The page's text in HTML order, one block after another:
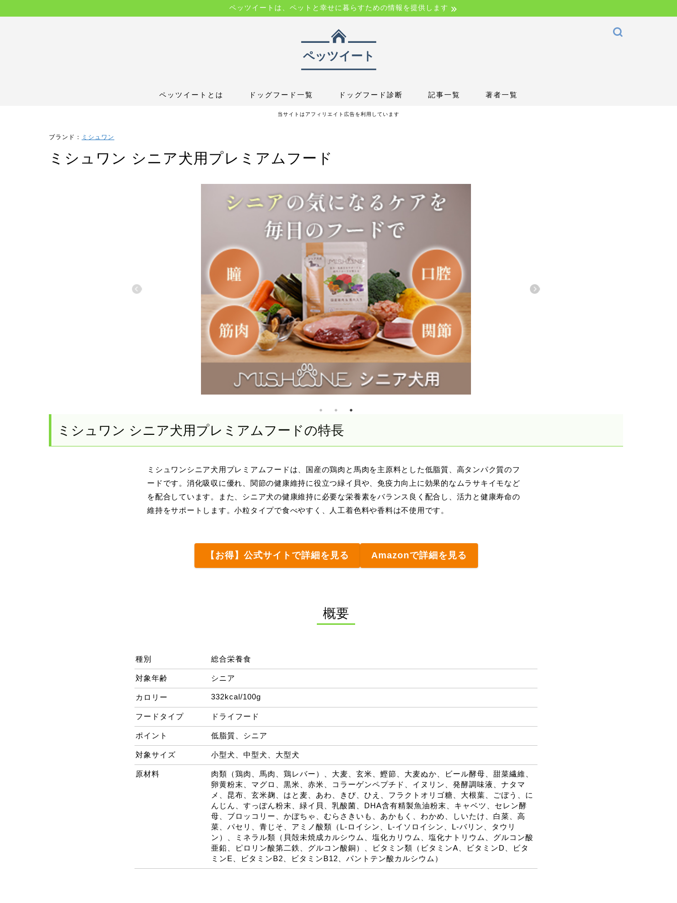
ペッツイートは、ペットと幸せに暮らすための情報を提供します
ペッツイートとは ドッグフード一覧 ドッグフード診断 記事一覧 著者一覧
当サイトはアフィリエイト広告を利用しています
ブランド： ミシュワン
ミシュワン シニア犬用プレミアムフード
ミシュワン シニア犬用プレミアムフードの特長
ミシュワンシニア犬用プレミアムフードは、国産の鶏肉と馬肉を主原料とした低脂質、高タンパク質のフ
ードです。消化吸収に優れ、関節の健康維持に役立つ緑イ貝や、免疫力向上に効果的なムラサキイモなど
を配合しています。また、シニア犬の健康維持に必要な栄養素をバランス良く配合し、活力と健康寿命の
維持をサポートします。小粒タイプで食べやすく、人工着色料や香料は不使用です。
【お得】公式サイトで詳細を見る Amazonで詳細を見る
概要
種別 総合栄養食
対象年齢 シニア
カロリー 332kcal/100g
フードタイプ ドライフード
ポイント 低脂質、シニア
対象サイズ 小型犬、中型犬、大型犬
原材料
肉類（鶏肉、馬肉、鶏レバー）、大麦、玄米、鰹節、大麦ぬか、ビール酵母、甜菜繊維、
卵黄粉末、マグロ、黒米、赤米、コラーゲンペプチド、イヌリン、発酵調味液、ナタマ
メ、昆布、玄米麹、はと麦、あわ、きび、ひえ、フラクトオリゴ糖、大根葉、ごぼう、に
んじん、すっぽん粉末、緑イ貝、乳酸菌、DHA含有精製魚油粉末、キャベツ、セレン酵
母、ブロッコリー、かぼちゃ、むらさきいも、あかもく、わかめ、しいたけ、白菜、高
菜、パセリ、青じそ、アミノ酸類（L-ロイシン、L-イソロイシン、L-バリン、タウリ
ン）、ミネラル類（貝殻未焼成カルシウム、塩化カリウム、塩化ナトリウム、グルコン酸
亜鉛、ピロリン酸第二鉄、グルコン酸銅）、ビタミン類（ビタミンA、ビタミンD、ビタ
ミンE、ビタミンB2、ビタミンB12、パントテン酸カルシウム）